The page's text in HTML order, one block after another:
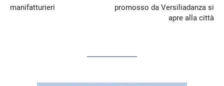
manifatturieri
promosso da Versiliadanza si
apre alla città